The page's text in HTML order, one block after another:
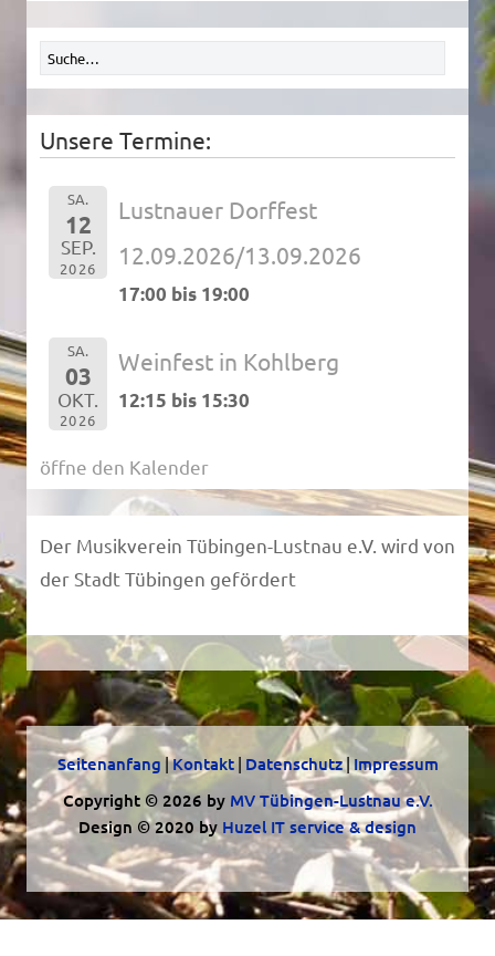
Unsere Termine:
SA.
12
SEP.
2026
Lustnauer Dorffest
12.09.2026/13.09.2026
17:00 bis 19:00
SA.
03
OKT.
2026
Weinfest in Kohlberg
12:15 bis 15:30
öffne den Kalender
Der Musikverein Tübingen-Lustnau e.V. wird von
der Stadt Tübingen gefördert
Seitenanfang |Kontakt| Datenschutz|Impressum
Copyright © 2026 by MV Tübingen-Lustnau e.V.
Design © 2020 by Huzel IT service & design